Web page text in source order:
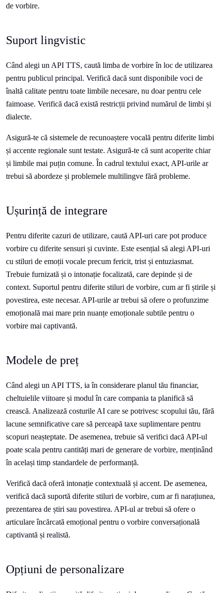
de vorbire.
Suport lingvistic
Când alegi un API TTS, caută limba de vorbire în loc de utilizarea
pentru publicul principal. Verifică dacă sunt disponibile voci de
înaltă calitate pentru toate limbile necesare, nu doar pentru cele
faimoase. Verifică dacă există restricții privind numărul de limbi și
dialecte.
Asigură-te că sistemele de recunoaștere vocală pentru diferite limbi
și accente regionale sunt testate. Asigură-te că sunt acoperite chiar
și limbile mai puțin comune. În cadrul textului exact, API-urile ar
trebui să abordeze și problemele multilingve fără probleme.
Ușurință de integrare
Pentru diferite cazuri de utilizare, caută API-uri care pot produce
vorbire cu diferite sensuri și cuvinte. Este esențial să alegi API-uri
cu stiluri de emoții vocale precum fericit, trist și entuziasmat.
Trebuie furnizată și o intonație focalizată, care depinde și de
context. Suportul pentru diferite stiluri de vorbire, cum ar fi știrile și
povestirea, este necesar. API-urile ar trebui să ofere o profunzime
emoțională mai mare prin nuanțe emoționale subtile pentru o
vorbire mai captivantă.
Modele de preț
Când alegi un API TTS, ia în considerare planul tău financiar,
cheltuielile viitoare și modul în care compania ta planifică să
crească. Analizează costurile AI care se potrivesc scopului tău, fără
lacune semnificative care să perceapă taxe suplimentare pentru
scopuri neașteptate. De asemenea, trebuie să verifici dacă API-ul
poate scala pentru cantități mari de generare de vorbire, menținând
în același timp standardele de performanță.
Verifică dacă oferă intonație contextuală și accent. De asemenea,
verifică dacă suportă diferite stiluri de vorbire, cum ar fi narațiunea,
prezentarea de știri sau povestirea. API-ul ar trebui să ofere o
articulare încărcată emoțional pentru o vorbire conversațională
captivantă și realistă.
Opțiuni de personalizare